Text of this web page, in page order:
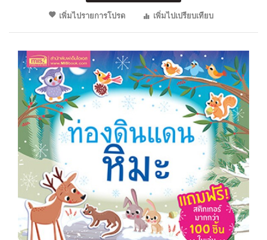
เพิ่มไปรายการโปรด
เพิ่มไปเปรียบเทียบ